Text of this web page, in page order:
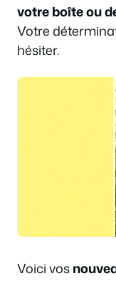
votre boîte ou
Votre
hésiter.
Voici vos